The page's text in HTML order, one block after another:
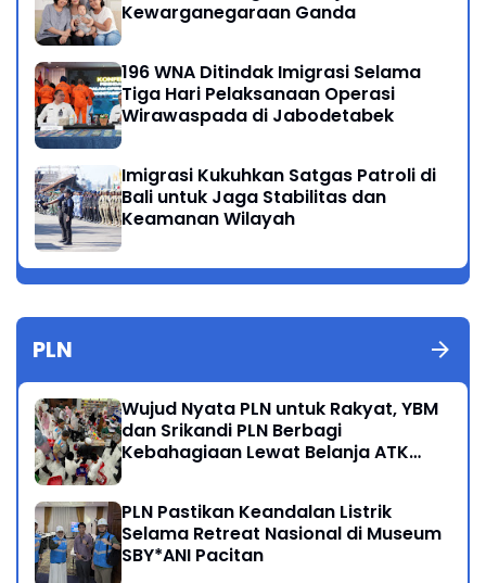
Kewarganegaraan Ganda
196 WNA Ditindak Imigrasi Selama
Tiga Hari Pelaksanaan Operasi
Wirawaspada di Jabodetabek
Imigrasi Kukuhkan Satgas Patroli di
Bali untuk Jaga Stabilitas dan
Keamanan Wilayah
PLN
Wujud Nyata PLN untuk Rakyat, YBM
dan Srikandi PLN Berbagi
Kebahagiaan Lewat Belanja ATK
PLN Pastikan Keandalan Listrik
Selama Retreat Nasional di Museum
SBY*ANI Pacitan